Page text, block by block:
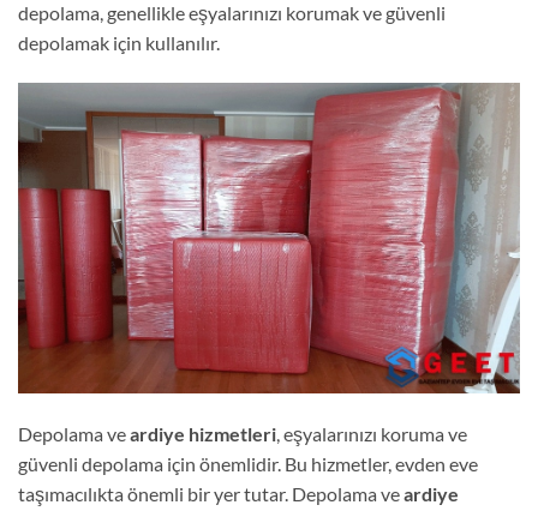
depolama, genellikle eşyalarınızı korumak ve güvenli
depolamak için kullanılır.
Depolama veardiye hizmetleri, eşyalarınızı koruma ve
güvenli depolama için önemlidir. Bu hizmetler, evden eve
taşımacılıkta önemli bir yer tutar. Depolama veardiye